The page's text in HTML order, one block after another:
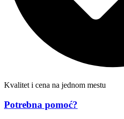
Kvalitet i cena na jednom mestu
Potrebna pomoć?